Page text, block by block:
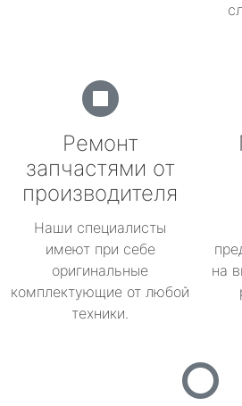
Ремонт
запчастями от
производителя
Наши специалисты
имеют при себе
оригинальные
комплектующие от любой
техники.
на